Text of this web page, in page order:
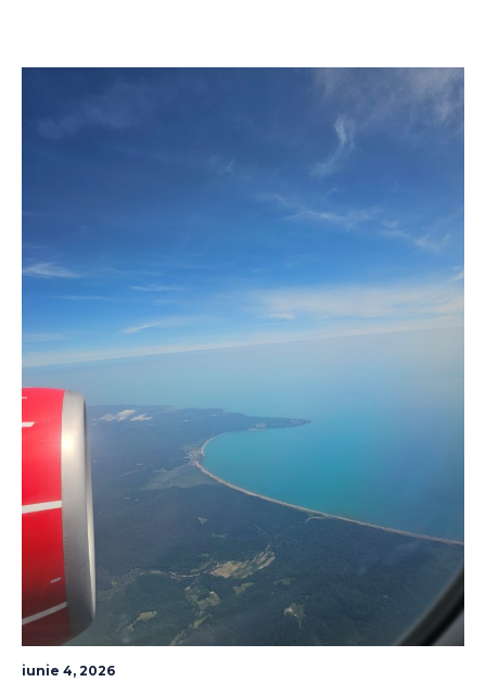
iunie 4, 2026